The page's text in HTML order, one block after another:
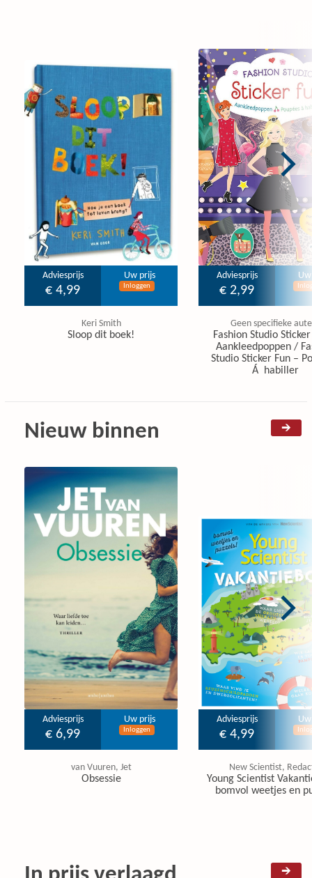
Adviesprijs
€ 4,99
Uw prijs
Inloggen
Keri Smith
Sloop dit boek!
Adviesprijs
€ 2,99
Geen specifieke
Fashion Studio
Aankleedpoppen /
Studio Sticker Fun –
Á habiller
Nieuw binnen
Adviesprijs
€ 6,99
Uw prijs
Inloggen
van Vuuren, Jet
Obsessie
Adviesprijs
€ 4,99
New Scientist,
Young Scientist
bomvol weetjes en